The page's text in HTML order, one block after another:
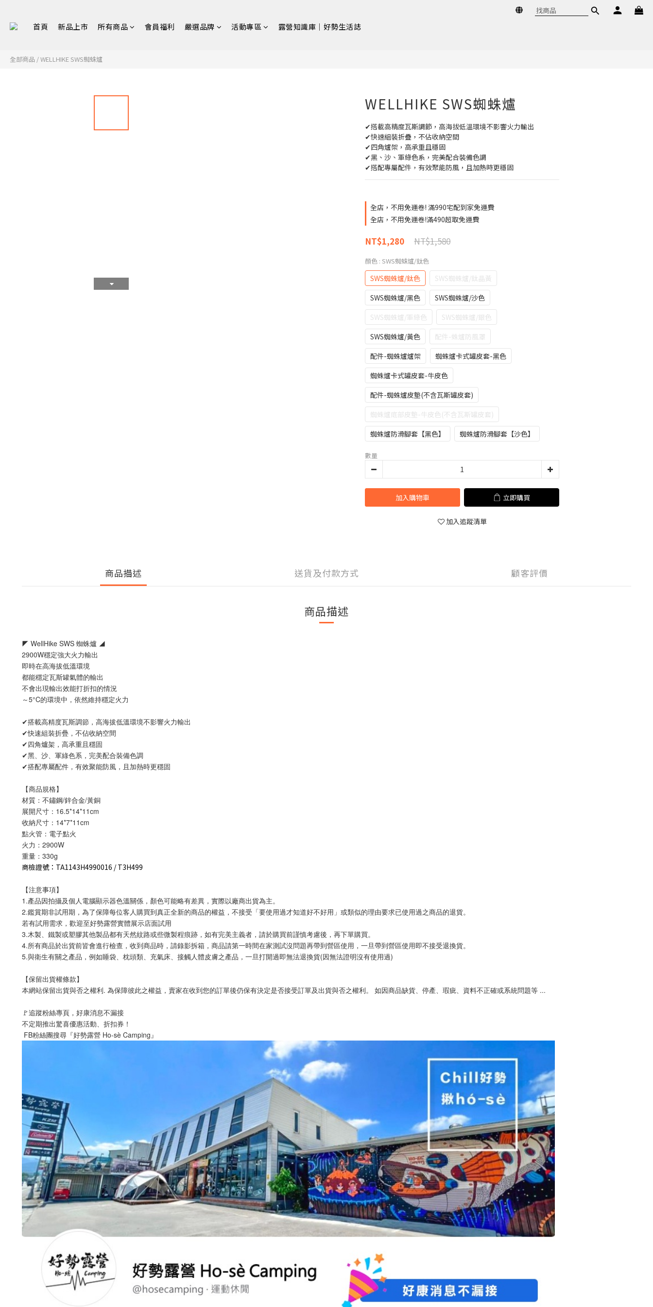
首頁 新品上市 所有商品 會員福利 嚴選品牌 活動專區 露營知識庫｜好勢生活誌
全部商品 /WELLHIKE SWS蜘蛛爐
WELLHIKE SWS蜘蛛爐
✔搭載高精度瓦斯調節，高海拔低溫環境不影響火力輸出
✔快速組裝折疊，不佔收納空間
✔四角爐架，高承重且穩固
✔黑、沙、軍綠色系，完美配合裝備色調
✔搭配專屬配件，有效聚能防風，且加熱時更穩固
全店，不用免運卷! 滿990宅配到家免運費
全店，不用免運卷!滿490超取免運費
NT$1,580
NT$1,280
顏色 : SWS蜘蛛爐/鈦色
SWS蜘蛛爐/鈦色
SWS蜘蛛爐/鈦晶黃
SWS蜘蛛爐/黑色
SWS蜘蛛爐/沙色
SWS蜘蛛爐/軍綠色
SWS蜘蛛爐/銀色
SWS蜘蛛爐/黃色
配件-蛛爐防風罩
配件-蜘蛛爐爐架
蜘蛛爐卡式罐皮套-黑色
蜘蛛爐卡式罐皮套-牛皮色
配件-蜘蛛爐皮墊(不含瓦斯罐皮套)
蜘蛛爐底部皮墊-牛皮色(不含瓦斯罐皮套)
蜘蛛爐防滑腳套【黑色】
蜘蛛爐防滑腳套【沙色】
數量
加入購物車 立即購買
加入追蹤清單
商品描述 送貨及付款方式 顧客評價
商品描述
◤ WellHike SWS 蜘蛛爐 ◢
2900W穩定強大火力輸出
即時在高海拔低溫環境
都能穩定瓦斯罐氣體的輸出
不會出現輸出效能打折扣的情況
～5°C的環境中，依然維持穩定火力
✔搭載高精度瓦斯調節，高海拔低溫環境不影響火力輸出
✔快速組裝折疊，不佔收納空間
✔四角爐架，高承重且穩固
✔黑、沙、軍綠色系，完美配合裝備色調
✔搭配專屬配件，有效聚能防風，且加熱時更穩固
【商品規格】
材質：不鏽鋼/鋅合金/黃銅
展開尺寸：16.5*14*11cm
收納尺寸：14*7*11cm
點火管：電子點火
火力：2900W
重量：330g
商檢證號：TA1143H4990016 / T3H499
【注意事項】
1.產品因拍攝及個人電腦顯示器色溫關係，顏色可能略有差異，實際以廠商出貨為主。
2.鑑賞期非試用期，為了保障每位客人購買到真正全新的商品的權益，不接受「要使用過才知道好不好用」或類似的理由要求已使用過之商品的退貨。
若有試用需求，歡迎至好勢露營實體展示店面試用
3.木製、鐵製或塑膠其他製品都有天然紋路或些微製程痕跡，如有完美主義者，請於購買前謹慎考慮後，再下單購買。
4.所有商品於出貨前皆會進行檢查，收到商品時，請錄影拆箱，商品請第一時間在家測試沒問題再帶到營區使用，一旦帶到營區使用即不接受退換貨。
5.與衛生有關之產品，例如睡袋、枕頭類、充氣床、接觸人體皮膚之產品，一旦打開過即無法退換貨(因無法證明沒有使用過)
【保留出貨權條款】
本網站保留出貨與否之權利. 為保障彼此之權益，賣家在收到您的訂單後仍保有決定是否接受訂單及出貨與否之權利。 如因商品缺貨、停產、瑕疵、資料不正確或系統問題等 ...
🚩追蹤粉絲專頁，好康消息不漏接
不定期推出驚喜優惠活動、折扣券！
FB粉絲團搜尋『好勢露營 Ho-sè Camping』
立即購買